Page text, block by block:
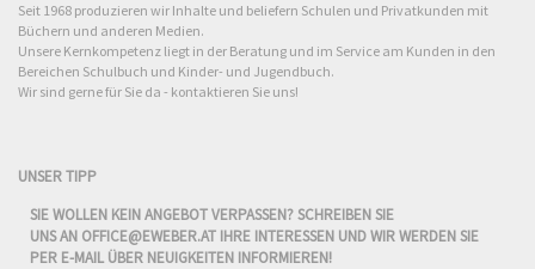
Seit 1968 produzieren wir Inhalte und beliefern Schulen und Privatkunden mit
Büchern und anderen Medien.
Unsere Kernkompetenz liegt in der Beratung und im Service am Kunden in den
Bereichen Schulbuch und Kinder- und Jugendbuch.
Wir sind gerne für Sie da - kontaktieren Sie uns!
UNSER TIPP
SIE WOLLEN KEIN ANGEBOT VERPASSEN? SCHREIBEN SIE
UNS AN OFFICE@EWEBER.AT IHRE INTERESSEN UND WIR WERDEN SIE
PER E-MAIL ÜBER NEUIGKEITEN INFORMIEREN!